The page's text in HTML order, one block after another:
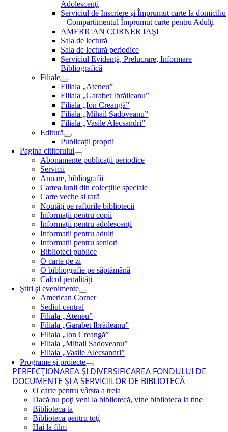
Adolescenţi
Serviciul de Inscriere şi Împrumut carte la domiciliu
– Compartimentul Împrumut carte pentru Adulţi
AMERICAN CORNER IAŞI
Sala de lectură
Sala de lectură periodice
Serviciul Evidenţă, Prelucrare, Informare
Bibliografică
Filiale
Filiala „Ateneu”
Filiala „Garabet Ibrăileanu”
Filiala „Ion Creangă”
Filiala „Mihail Sadoveanu”
Filiala „Vasile Alecsandri”
Editură
Publicații proprii
Pagina cititorului
Abonamente publicaţii periodice
Servicii
Anuare, bibliografii
Cartea lunii din colecțiile speciale
Carte veche și rară
Noutăţi pe rafturile bibliotecii
Informații pentru copii
Informații pentru adolescenți
Informații pentru adulți
Informații pentru seniori
Biblioteci publice
O carte pe zi
O bibliografie pe săptămână
Calcul penalități
Ştiri şi evenimente
American Corner
Sediul central
Filiala „Ateneu”
Filiala „Garabet Ibrăileanu”
Filiala „Ion Creangă”
Filiala „Mihail Sadoveanu”
Filiala „Vasile Alecsandri”
Programe şi proiecte
PERFECŢIONAREA ŞI DIVERSIFICAREA FONDULUI DE
DOCUMENTE ŞI A SERVICIILOR DE BIBLIOTECĂ
O carte pentru vârsta a treia
Dacă nu poţi veni la bibliotecă, vine biblioteca la tine
Biblioteca ta
Biblioteca pentru toţi
Hai la film